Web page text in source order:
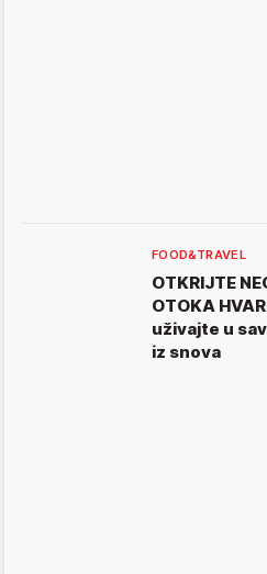
FOOD&TRAVEL
OTKRIJTE
OTOKA
uživajte u
iz snova